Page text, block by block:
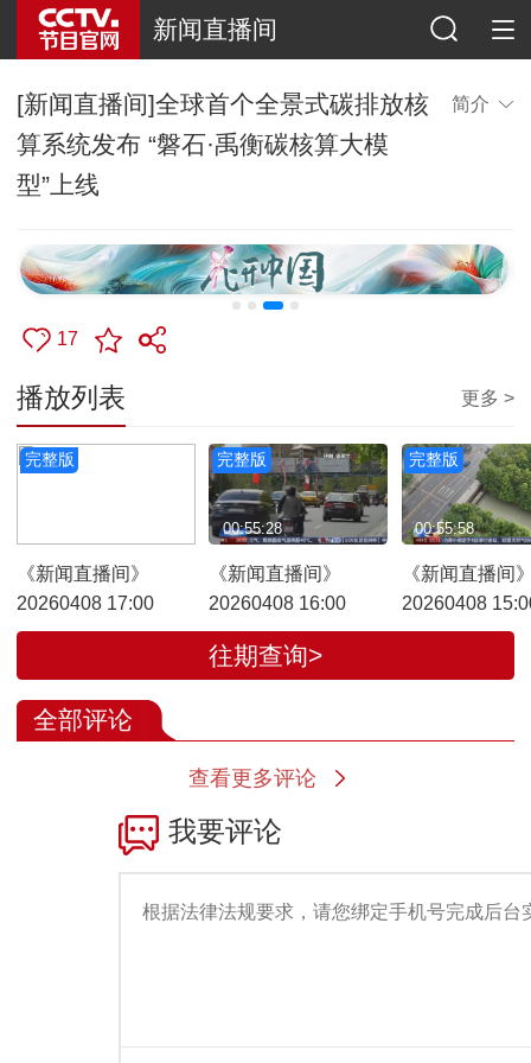
新闻直播间
[新闻直播间]全球首个全景式碳排放核
算系统发布 “磐石·禹衡碳核算大模
型”上线
简介
17
播放列表 更多 >
完整版
《新闻直播间》
20260408 17:00
完整版
《新闻直播间》
20260408 16:00
00:55:28
完整版
《新闻直播间
20260408
00:55:58
往期查询>
全部评论
查看更多评论